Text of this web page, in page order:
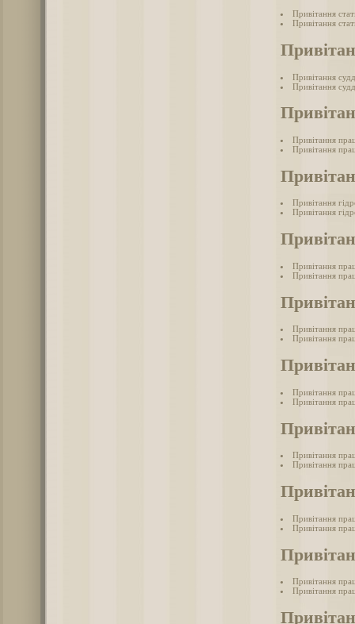
Привітання
Привітання
Привітання
Привітання
Привітання
Привітання
Привітання
Привітання
Привітання
Привітання
Привітання
Привітання
Привітання
Привітання
Привітання
Привітання
Привітання
Привітання
Привітання
Привітання